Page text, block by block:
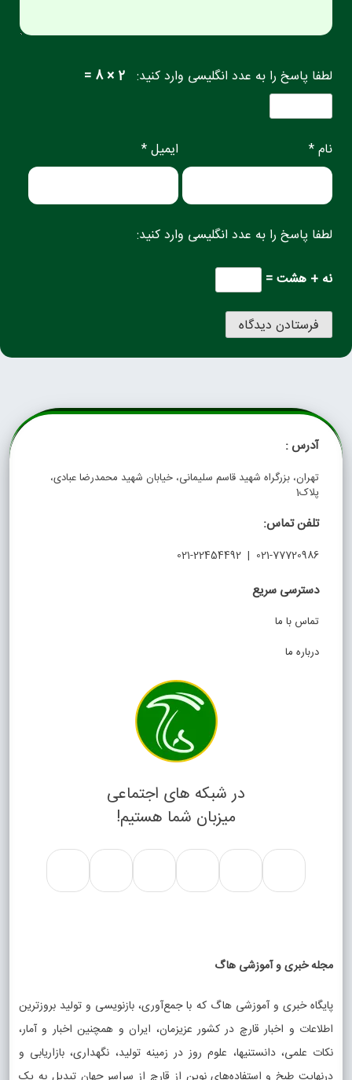
لطفا پاسخ را به عدد انگلیسی وارد کنید: 2 × 8 =
نام * ایمیل *
لطفا پاسخ را به عدد انگلیسی وارد کنید:
نه + هشت =
آدرس :
تهران، بزرگراه شهید قاسم سلیمانی، خیابان شهید محمدرضا عبادی،
پلاک1
تلفن تماس:
021-77720986 | 021-22454492
دسترسی سریع
تماس با ما
درباره ما
در شبکه های اجتماعی
میزبان شما هستیم!
مجله خبری و آموزشی هاگ
پایگاه خبری و آموزشی هاگ که با جمع‌آوری، بازنویسی و تولید بروزترین
اطلاعات و اخبار قارچ در کشور عزیزمان، ایران و همچنین اخبار و آمار،
نکات علمی، دانستنیها، علوم روز در زمینه تولید، نگهداری، بازاریابی و